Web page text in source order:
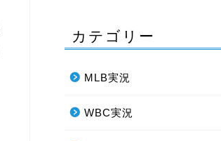
カテゴリー
MLB実況
WBC実況